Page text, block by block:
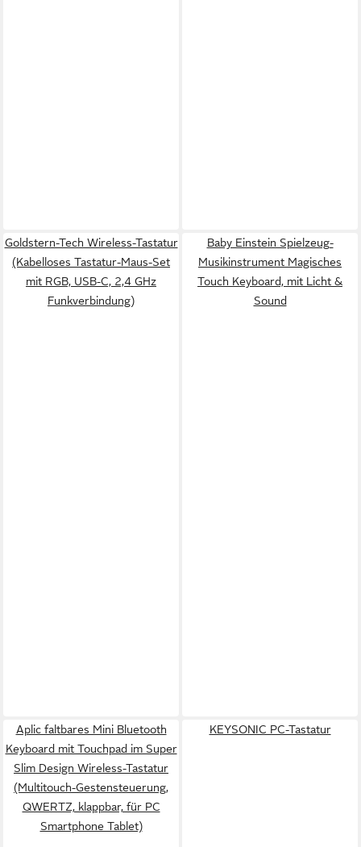
Goldstern-Tech Wireless-Tastatur
(Kabelloses Tastatur-Maus-Set
mit RGB, USB-C, 2,4 GHz
Funkverbindung)
Baby Einstein Spielzeug-
Musikinstrument Magisches
Touch Keyboard, mit Licht &
Sound
Aplic faltbares Mini Bluetooth
Keyboard mit Touchpad im Super
Slim Design Wireless-Tastatur
(Multitouch-Gestensteuerung,
QWERTZ, klappbar, für PC
Smartphone Tablet)
KEYSONIC PC-Tastatur